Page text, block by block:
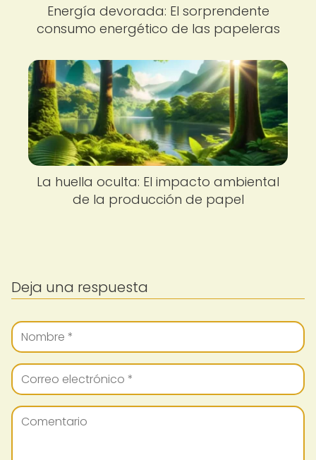
Energía devorada: El sorprendente
consumo energético de las papeleras
La huella oculta: El impacto ambiental
de la producción de papel
Deja una respuesta